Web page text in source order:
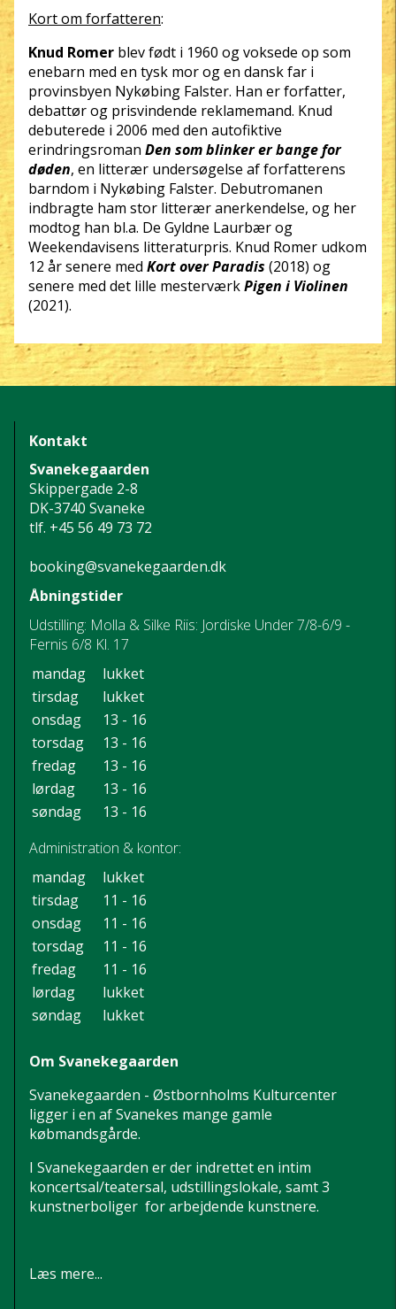
Kort om forfatteren:
Knud Romer blev født i 1960 og voksede op som
enebarn med en tysk mor og en dansk far i
provinsbyen Nykøbing Falster. Han er forfatter,
debattør og prisvindende reklamemand. Knud
debuterede i 2006 med den autofiktive
erindringsroman Den som blinker er bange for
døden, en litterær undersøgelse af forfatterens
barndom i Nykøbing Falster. Debutromanen
indbragte ham stor litterær anerkendelse, og her
modtog han bl.a. De Gyldne Laurbær og
Weekendavisens litteraturpris. Knud Romer udkom
12 år senere med Kort over Paradis (2018) og
senere med det lille mesterværkPigen i Violinen
(2021).
Kontakt
Svanekegaarden
Skippergade 2-8
DK-3740 Svaneke
tlf. +45 56 49 73 72
booking@svanekegaarden.dk
Åbningstider
Udstilling: Molla & Silke Riis: Jordiske Under 7/8-6/9 -
Fernis 6/8 Kl. 17
mandag
lukket
tirsdag
lukket
onsdag
13 - 16
torsdag
13 - 16
fredag
13 - 16
lørdag
13 - 16
søndag
13 - 16
Administration & kontor:
mandag
lukket
tirsdag
11 - 16
onsdag
11 - 16
torsdag
11 - 16
fredag
11 - 16
lørdag
lukket
søndag
lukket
Om Svanekegaarden
Svanekegaarden - Østbornholms Kulturcenter
ligger i en af Svanekes mange gamle
købmandsgårde.
I Svanekegaarden er der indrettet en intim
koncertsal/teatersal, udstillingslokale, samt 3
kunstnerboliger for arbejdende kunstnere.
Læs mere...